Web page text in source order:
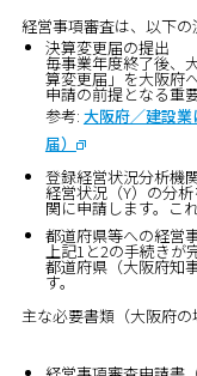
経営事項審査は、以下の
決算変更届の提出
毎事業年度終了後、
算変更届」を大阪府
申請の前提となる重
参考: 大阪府／建設
届）
登録経営状況分析機
経営状況（Y）の分
関に申請します。こ
都道府県等への経営
上記1と2の手続きが
都道府県（大阪府知
す。
主な必要書類（大阪府の